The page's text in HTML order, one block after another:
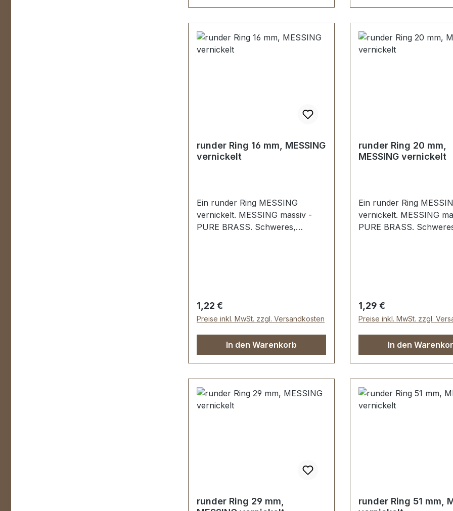
runder Ring 16 mm, MESSING
vernickelt
Ein runder Ring MESSING
vernickelt. MESSING massiv -
PURE BRASS. Schweres,
mm, Materialstärke: 4,0 mm.
Lieferumfang: 1 Stück Ring
Regulärer Preis:
1,22 €
Preise inkl. MwSt. zzgl. Versandkosten
In den Warenkorb
runder Ring 20 mm,
MESSING vernickelt
Ein runder Ring
vernickelt. MESSING
PURE BRASS.
mm, Materialstärke: 3,0
Lieferumfang: 1 Stück
Regulärer Preis:
1,29 €
Preise inkl. MwSt. zzgl.
In den
runder Ring 29 mm,
runder Ring 51 mm,